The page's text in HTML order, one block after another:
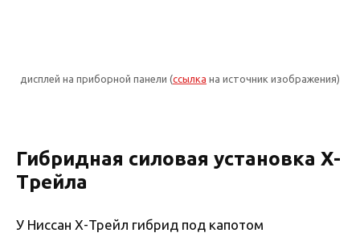
дисплей на приборной панели (ссылка на источник изображения)
Гибридная силовая установка Х-
Трейла
У Ниссан Х-Трейл гибрид под капотом